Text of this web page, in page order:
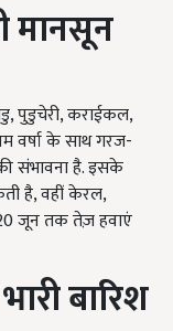
मानसून
पुडुचेरी, कराईकल,
वर्षा के साथ गरज-
संभावना है. इसके
है, वहीं केरल,
जून तक तेज़ हवाएं
बारिश